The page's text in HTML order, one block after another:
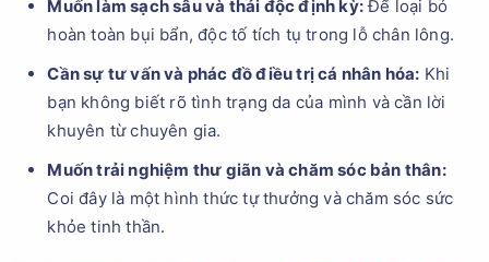
Muốn làm sạch sâu và thải độc định kỳ:Để loại bỏ
hoàn toàn bụi bẩn, độc tố tích tụ trong lỗ chân lông.
Cần sự tư vấn và phác đồ điều trị cá nhân hóa: Khi
bạn không biết rõ tình trạng da của mình và cần lời
khuyên từ chuyên gia.
Muốn trải nghiệm thư giãn và chăm sóc bản thân:
Coi đây là một hình thức tự thưởng và chăm sóc sức
khỏe tinh thần.